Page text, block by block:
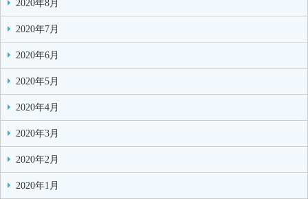
2020年8月
2020年7月
2020年6月
2020年5月
2020年4月
2020年3月
2020年2月
2020年1月